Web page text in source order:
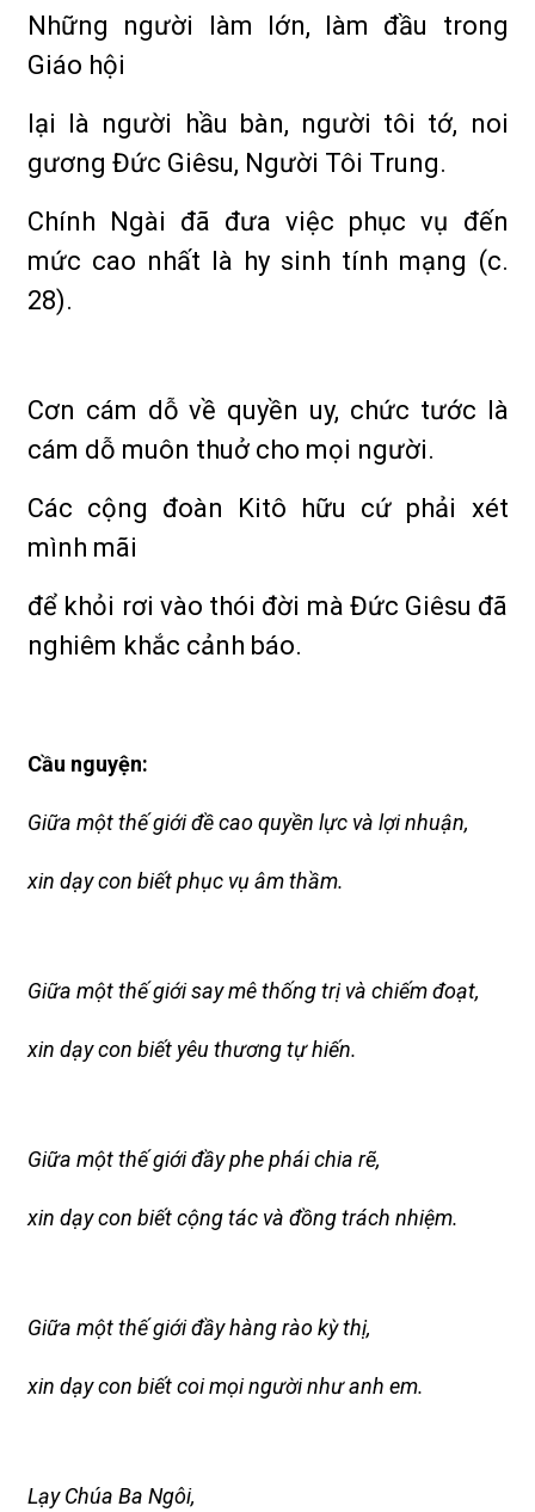
Những người làm lớn, làm đầu trong
Giáo hội
lại là người hầu bàn, người tôi tớ, noi
gương Đức Giêsu, Người Tôi Trung.
Chính Ngài đã đưa việc phục vụ đến
mức cao nhất là hy sinh tính mạng (c.
28).
Cơn cám dỗ về quyền uy, chức tước là
cám dỗ muôn thuở cho mọi người.
Các cộng đoàn Kitô hữu cứ phải xét
mình mãi
để khỏi rơi vào thói đời mà Đức Giêsu đã
nghiêm khắc cảnh báo.
Cầu nguyện:
Giữa một thế giới đề cao quyền lực và lợi nhuận,
xin dạy con biết phục vụ âm thầm.
Giữa một thế giới say mê thống trị và chiếm đoạt,
xin dạy con biết yêu thương tự hiến.
Giữa một thế giới đầy phe phái chia rẽ,
xin dạy con biết cộng tác và đồng trách nhiệm.
Giữa một thế giới đầy hàng rào kỳ thị,
xin dạy con biết coi mọi người như anh em.
Lạy Chúa Ba Ngôi,